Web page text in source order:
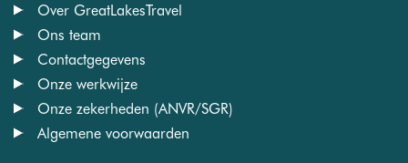
Over GreatLakesTravel
Ons team
Contactgegevens
Onze werkwijze
Onze zekerheden (ANVR/SGR)
Algemene voorwaarden